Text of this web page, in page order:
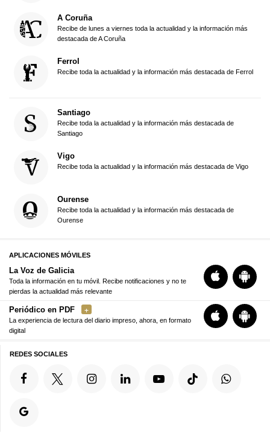
A Coruña
Recibe de lunes a viernes toda la actualidad y la información más
destacada de A Coruña
Ferrol
Recibe toda la actualidad y la información más destacada de Ferrol
Santiago
Recibe toda la actualidad y la información más destacada de
Santiago
Vigo
Recibe toda la actualidad y la información más destacada de Vigo
Ourense
Recibe toda la actualidad y la información más destacada de
Ourense
APLICACIONES MÓVILES
La Voz de Galicia
Toda la información en tu móvil. Recibe notificaciones y no te
pierdas la actualidad más relevante
Periódico en PDF
La experiencia de lectura del diario impreso, ahora, en formato
digital
REDES SOCIALES